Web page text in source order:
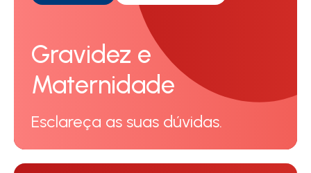
Gravidez e
Maternidade
Esclareça as suas dúvidas.